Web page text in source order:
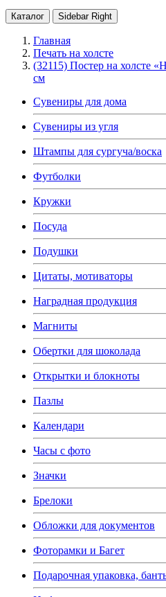
Каталог Sidebar Right
Главная
Печать на холсте
(32115) Постер на холсте
см
Сувениры для дома
Сувениры из угля
Штампы для сургуча/воска
Футболки
Кружки
Посуда
Подушки
Цитаты, мотиваторы
Наградная продукция
Магниты
Обертки для шоколада
Открытки и блокноты
Пазлы
Календари
Часы с фото
Значки
Брелоки
Обложки для документов
Фоторамки и Багет
Подарочная упаковка,